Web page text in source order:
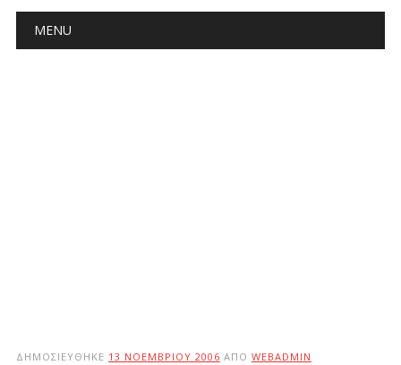
Main menu
MENU
ΔΗΜΟΣΙΕΎΘΗΚΕ 13 ΝΟΕΜΒΡΊΟΥ 2006 ΑΠΌ WEBADMIN